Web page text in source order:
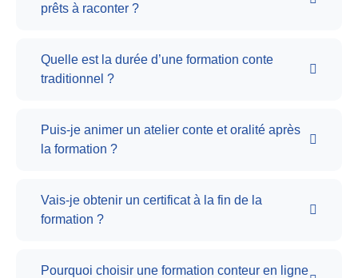
prêts à raconter ?
Quelle est la durée d’une formation conte
traditionnel ?
Puis-je animer un atelier conte et oralité après
la formation ?
Vais-je obtenir un certificat à la fin de la
formation ?
Pourquoi choisir une formation conteur en ligne